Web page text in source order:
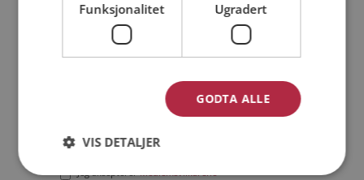
Min alder:
Jeg akseptererMedlemsvilkårene
Funksjonalitet Ugradert
GODTA ALLE
VIS DETALJER